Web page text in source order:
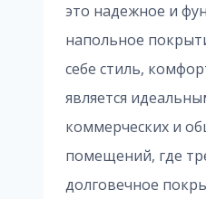
это надежное и
напольное
себе стиль,
является
коммерческих и
помещений, где
долговечное